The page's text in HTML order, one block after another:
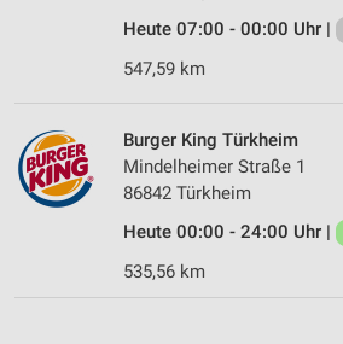
Heute 07:00 - 00:00 Uhr |
547,59 km
Burger King Türkheim
Mindelheimer Straße 1
86842 Türkheim
Heute 00:00 - 24:00 Uhr |
535,56 km